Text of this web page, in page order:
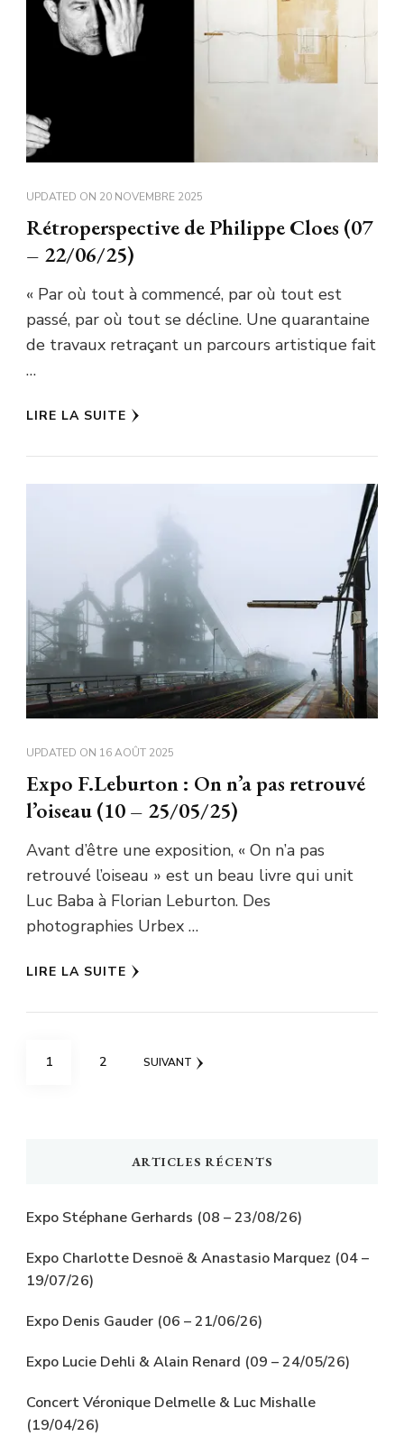
UPDATED ON 20 NOVEMBRE 2025
Rétroperspective de Philippe Cloes (07
– 22/06/25)
« Par où tout à commencé, par où tout est
passé, par où tout se décline. Une quarantaine
de travaux retraçant un parcours artistique fait
…
LIRE LA SUITE
UPDATED ON 16 AOÛT 2025
Expo F.Leburton : On n’a pas retrouvé
l’oiseau (10 – 25/05/25)
Avant d’être une exposition, « On n’a pas
retrouvé l’oiseau » est un beau livre qui unit
Luc Baba à Florian Leburton. Des
photographies Urbex …
LIRE LA SUITE
Pagination
PAGE
1 PAGE
2 SUIVANT
ARTICLES RÉCENTS
Expo Stéphane Gerhards (08 – 23/08/26)
Expo Charlotte Desnoë & Anastasio Marquez (04 –
19/07/26)
Expo Denis Gauder (06 – 21/06/26)
Expo Lucie Dehli & Alain Renard (09 – 24/05/26)
Concert Véronique Delmelle & Luc Mishalle
(19/04/26)